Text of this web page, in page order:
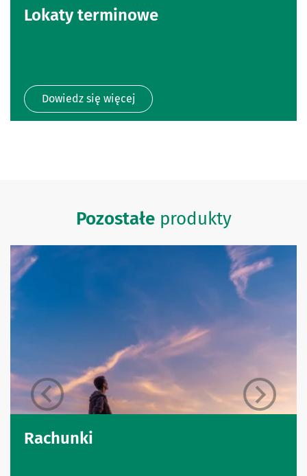
Lokaty terminowe
Dowiedz się więcej
Pozostałeprodukty
Rachunki